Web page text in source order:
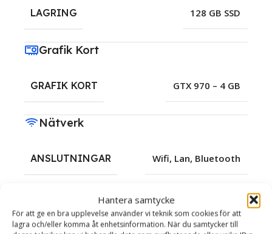
Hantera samtycke
För att ge en bra upplevelse använder vi teknik som cookies för att
lagra och/eller komma åt enhetsinformation. När du samtycker till
LAGRING 128 GB SSD
Grafik Kort
GRAFIK KORT GTX 970 – 4 GB
Nätverk
ANSLUTNINGAR Wifi, Lan, Bluetooth
Operativsystem
OPERATIVSYSTEM Windows 11 Pro